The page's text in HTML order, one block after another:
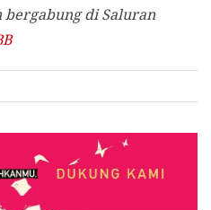
bergabung di Saluran